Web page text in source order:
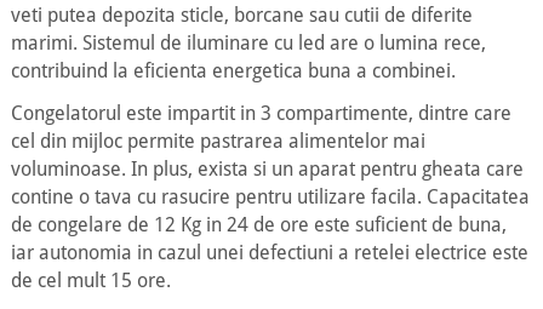
veti putea depozita sticle, borcane sau cutii de diferite
marimi. Sistemul de iluminare cu led are o lumina rece,
contribuind la eficienta energetica buna a combinei.
Congelatorul este impartit in 3 compartimente, dintre care
cel din mijloc permite pastrarea alimentelor mai
voluminoase. In plus, exista si un aparat pentru gheata care
contine o tava cu rasucire pentru utilizare facila. Capacitatea
de congelare de 12 Kg in 24 de ore este suficient de buna,
iar autonomia in cazul unei defectiuni a retelei electrice este
de cel mult 15 ore.